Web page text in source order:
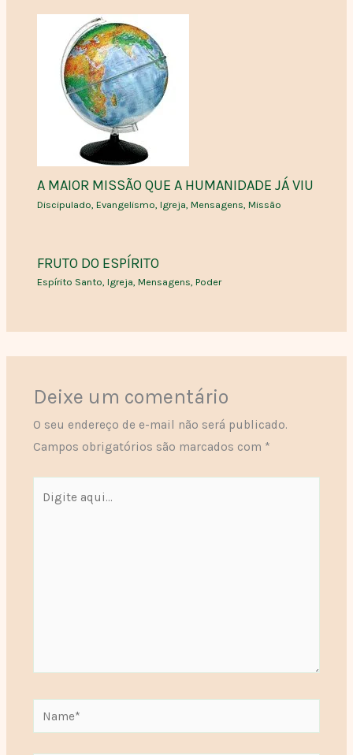
A MAIOR MISSÃO QUE A HUMANIDADE JÁ VIU
Discipulado Evangelismo Igreja Mensagens Missão
FRUTO DO ESPÍRITO
Espírito Santo, Igreja, Mensagens, Poder
Deixe um comentário
O seu endereço de e-mail não será publicado.
Campos obrigatórios são marcados com *
aqui...
Name*